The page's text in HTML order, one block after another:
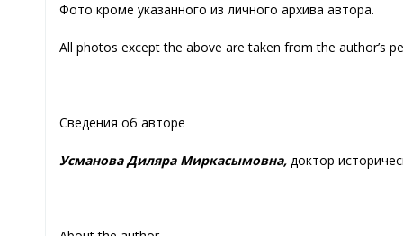
Фото кроме указанного из личного архива автора.
All photos except the above are taken from the author’s
Сведения об авторе
Усманова Диляра Миркасымовна, доктор